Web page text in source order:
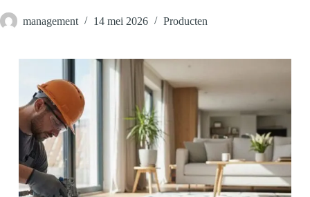
management 14 mei 2026 Producten